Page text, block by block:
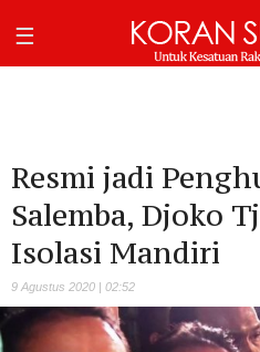
Resmi jadi
Salemba, Djoko
Isolasi Mandiri
9 Agustus 2020 | 02:52